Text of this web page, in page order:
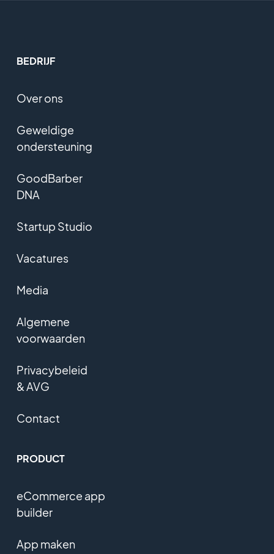
BEDRIJF
Over ons
Geweldige
ondersteuning
GoodBarber
DNA
Startup Studio
Vacatures
Media
Algemene
voorwaarden
Privacybeleid
& AVG
Contact
PRODUCT
eCommerce app
builder
App maken